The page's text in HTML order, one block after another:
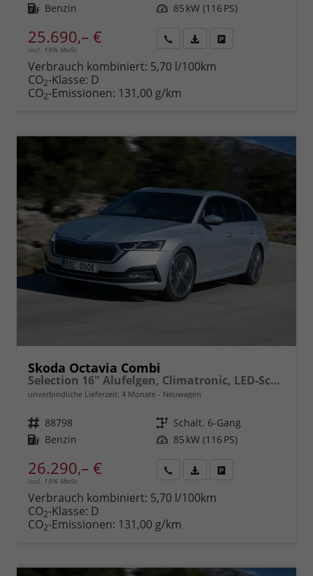
Kraftstoff Benzin Leistung 85 kW (116 PS)
25.690,– €
incl. 19% MwSt.
anfordern
Datei,
Verbrauch kombiniert: 5,70 l/100km
CO2-Klasse: D
CO2-Emissionen: 131,00 g/km
Skoda Octavia Combi
Selection 16" Alufelgen, Climatronic, LED-Scheinwerfer, Parksensoren hinten, Radio 10" + Wireless Smartlink, Tempomat, Multifunktions-Lederlenkrad, Dachreling uvm.
unverbindliche Lieferzeit: 4 Monate Neuwagen
Fahrzeugnr. 88798 Getriebe Schalt. 6-Gang
Kraftstoff Benzin Leistung 85 kW (116 PS)
26.290,– €
incl. 19% MwSt.
anfordern
Datei,
Verbrauch kombiniert: 5,70 l/100km
CO2-Klasse: D
CO2-Emissionen: 131,00 g/km